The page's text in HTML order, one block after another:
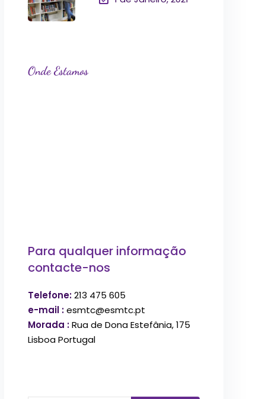
Onde Estamos
Para qualquer informação
contacte-nos
Telefone:213 475 605
e-mail :esmtc@esmtc.pt
Morada :Rua de Dona Estefânia, 175
Lisboa Portugal